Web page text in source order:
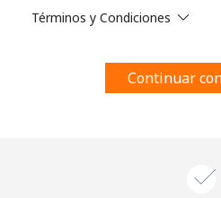
estosTérminos y condiciones.
Únete
¡Hola!
Términos y Condiciones
Continuar